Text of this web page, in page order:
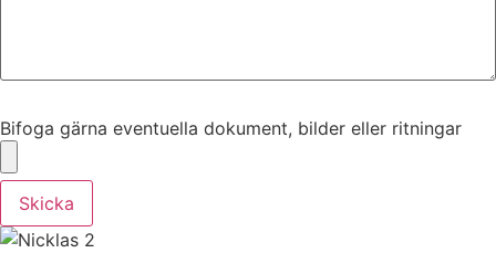
Bifoga gärna eventuella dokument, bilder eller ritningar
Skicka